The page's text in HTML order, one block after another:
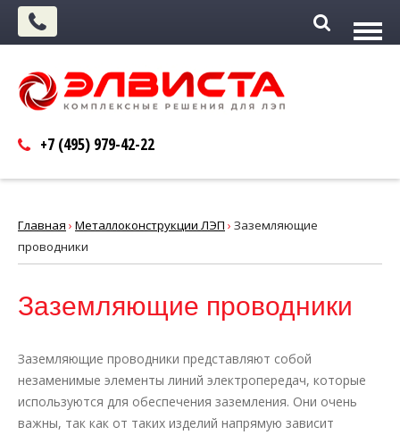
+7 (495) 979-42-22
Главная › Металлоконструкции ЛЭП › Заземляющие
проводники
Заземляющие проводники
Заземляющие проводники представляют собой
незаменимые элементы линий электропередач, которые
используются для обеспечения заземления. Они очень
важны, так как от таких изделий напрямую зависит